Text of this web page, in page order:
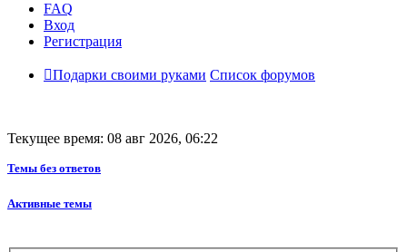
FAQ
Вход
Регистрация
Подарки своими руками Список форумов
Текущее время: 08 авг 2026, 06:22
Темы без ответов
Активные темы